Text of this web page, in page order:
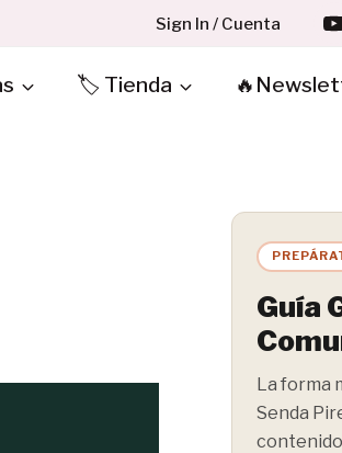
Sign In / Cuenta
🏷️ Tienda
Guía
La forma
Senda